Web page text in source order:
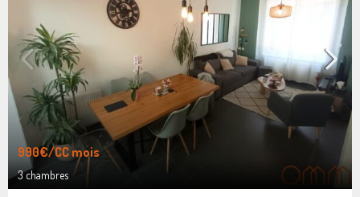
990€/CC mois
3 chambres